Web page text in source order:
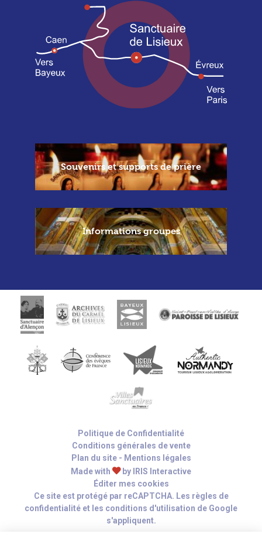
Souvenirs et supports de prière
Informations groupes
Politique de Confidentialité
Conditions générales de vente
Plan du site - Mentions légales
Made with
by
IRIS Interactive
Éditer mes cookies
Ce site est protégé par reCAPTCHA. Les règles de
confidentialité et les conditions d'utilisation de Google
s'appliquent.